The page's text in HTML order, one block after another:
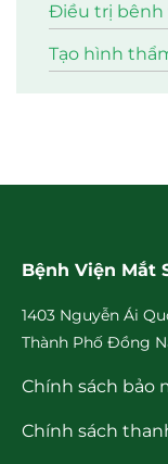
Điều trị bênh
Tạo hình
Bệnh Viện Mắt
1403 Nguyễn Ái
Thành Phố Đồng
Chính sách bảo
Chính sách